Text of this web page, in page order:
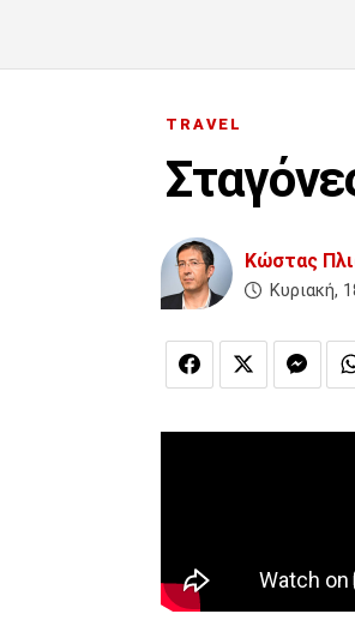
TRAVEL
Κώστας
Κυριακή,